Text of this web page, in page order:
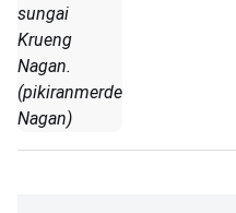
sungai
Krueng
Nagan.
(pikiranmerdeka.co/Arief
Nagan)